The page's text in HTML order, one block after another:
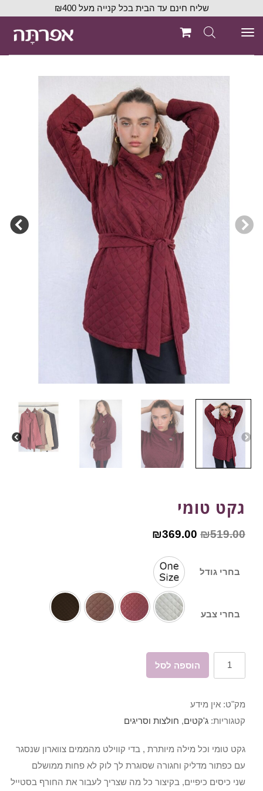
שליח חינם עד הבית בכל קנייה מעל ₪400
תפריט
גקט טומי
₪519.00
₪369.00
גקט טומי וכל מילה מיותרת , בדי קווילט מהממים צווארון שנסגר
עם כפתור מדליק וחגורה שסוגרת לך לוק לא פחות ממושלם
שני כיסים כיפיים, בקיצור כל מה שצריך לעבור את החורף בסטייל
בחרי גודל
בחרי צבע
כמות
של
טומי
הוספה לסל
מק"ט: אין מידע
קטגוריות: ג'קטים, חולצות וסריגים